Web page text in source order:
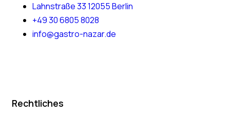
Lahnstraße 33 12055 Berlin
+49 30 6805 8028
info@gastro-nazar.de
Rechtliches